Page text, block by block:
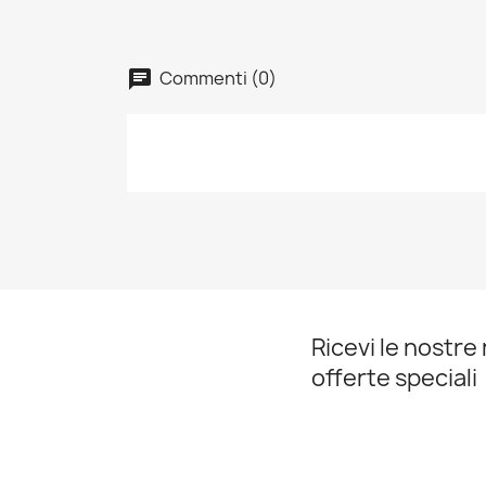
chat Commenti (0)
Ricevi le nostre
offerte speciali